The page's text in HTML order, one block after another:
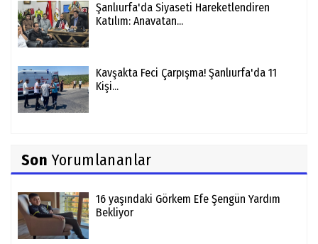
Şanlıurfa'da Siyaseti Hareketlendiren
Katılım: Anavatan...
Kavşakta Feci Çarpışma! Şanlıurfa'da 11
Kişi...
Son Yorumlananlar
16 yaşındaki Görkem Efe Şengün Yardım
Bekliyor